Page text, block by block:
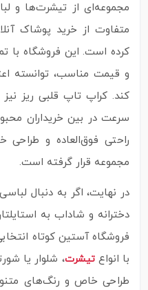
مجموعه‌ای از تیشرت‌ها و
متفاوت از خرید پوشاک
کرده است. این فروشگاه با
و قیمت مناسب، توانسته
کند. کراپ تاپ قلبی ریز
سرعت در بین خریداران
راحتی فوق‌العاده و
مجموعه قرار گرفته است.
در نهایت، اگر به دنبال
دخترانه و شاداب به
فروشگاه آستین کوتاه
با انواعتیشرت، شلوار یا
طراحی خاص و رنگ‌های